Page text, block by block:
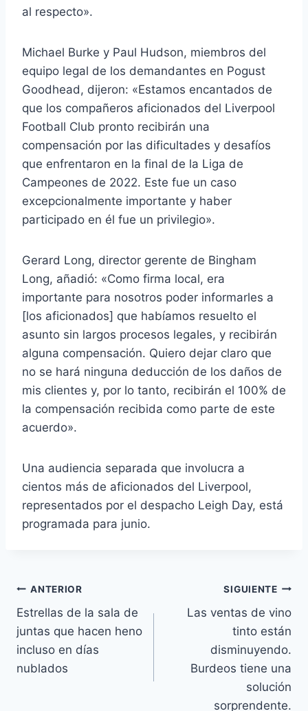
al respecto».
Michael Burke y Paul Hudson, miembros del
equipo legal de los demandantes en Pogust
Goodhead, dijeron: «Estamos encantados de
que los compañeros aficionados del Liverpool
Football Club pronto recibirán una
compensación por las dificultades y desafíos
que enfrentaron en la final de la Liga de
Campeones de 2022. Este fue un caso
excepcionalmente importante y haber
participado en él fue un privilegio».
Gerard Long, director gerente de Bingham
Long, añadió: «Como firma local, era
importante para nosotros poder informarles a
[los aficionados] que habíamos resuelto el
asunto sin largos procesos legales, y recibirán
alguna compensación. Quiero dejar claro que
no se hará ninguna deducción de los daños de
mis clientes y, por lo tanto, recibirán el 100% de
la compensación recibida como parte de este
acuerdo».
Una audiencia separada que involucra a
cientos más de aficionados del Liverpool,
representados por el despacho Leigh Day, está
programada para junio.
Navegación
de
entradas
ANTERIOR
Estrellas de la sala de
juntas que hacen heno
incluso en días
nublados
SIGUIENTE
Las ventas de vino
tinto están
disminuyendo.
Burdeos tiene una
solución
sorprendente.